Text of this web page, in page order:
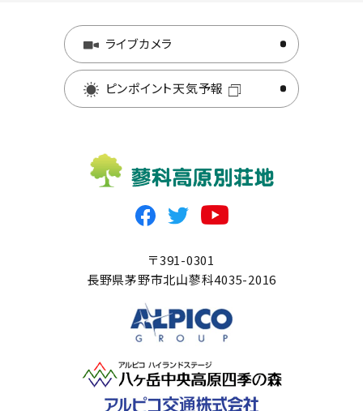
ライブカメラ
ピンポイント天気予報
〒391-0301
長野県茅野市北山蓼科4035-2016